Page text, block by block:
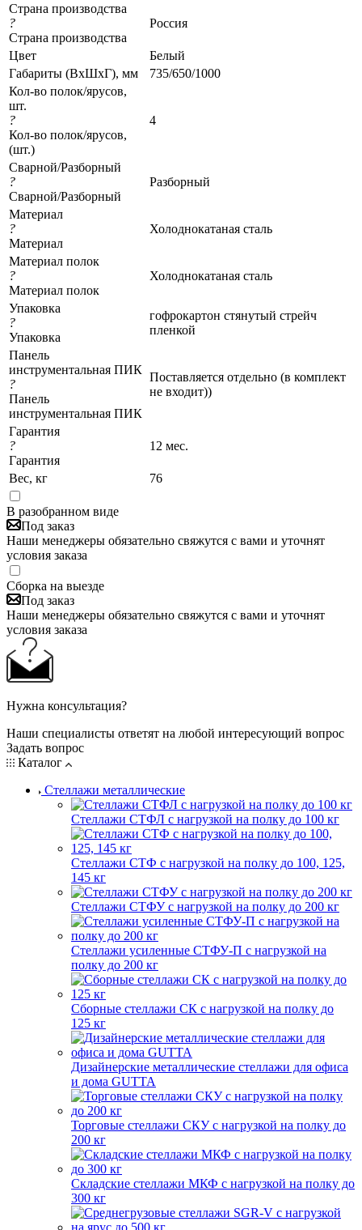
Страна производства
?
Страна производства
Россия
Цвет
Белый
Габариты (ВхШхГ), мм
735/650/1000
Кол-во полок/ярусов,
шт.
?
Кол-во полок/ярусов,
(шт.)
4
Сварной/Разборный
?
Сварной/Разборный
Разборный
Материал
?
Материал
Холоднокатаная сталь
Материал полок
?
Материал полок
Холоднокатаная сталь
Упаковка
?
Упаковка
гофрокартон стянутый стрейч
пленкой
Панель
инструментальная ПИК
?
Панель
инструментальная ПИК
Поставляется отдельно (в комплект
не входит))
Гарантия
?
Гарантия
12 мес.
Вес, кг 76
В разобранном виде
Под заказ
Наши менеджеры обязательно свяжутся с вами и уточнят
условия заказа
Сборка на выезде
Под заказ
Наши менеджеры обязательно свяжутся с вами и уточнят
условия заказа
Нужна консультация?
Наши специалисты ответят на любой интересующий вопрос
Задать вопрос
Каталог
Стеллажи металлические
Стеллажи СТФЛ с нагрузкой на полку до 100 кг
Стеллажи СТФ с нагрузкой на полку до 100, 125,
145 кг
Стеллажи СТФУ с нагрузкой на полку до 200 кг
Стеллажи усиленные СТФУ-П с нагрузкой на
полку до 200 кг
Сборные стеллажи СК с нагрузкой на полку до
125 кг
Дизайнерские металлические стеллажи для офиса
и дома GUTTA
Торговые стеллажи СКУ с нагрузкой на полку до
200 кг
Складские стеллажи МКФ с нагрузкой на полку до
300 кг